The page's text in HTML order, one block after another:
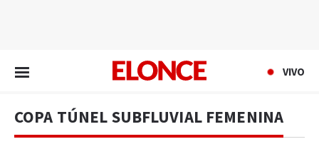
VIVO
COPA TÚNEL SUBFLUVIAL FEMENINA